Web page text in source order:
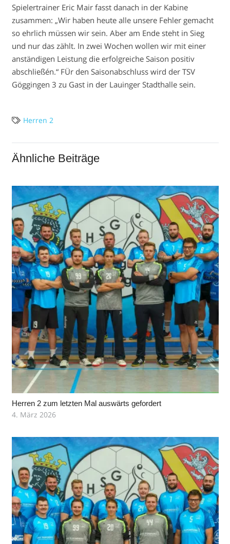
Spielertrainer Eric Mair fasst danach in der Kabine
zusammen: „Wir haben heute alle unsere Fehler gemacht
so ehrlich müssen wir sein. Aber am Ende steht in Sieg
und nur das zählt. In zwei Wochen wollen wir mit einer
anständigen Leistung die erfolgreiche Saison positiv
abschließén.“ FÜr den Saisonabschluss wird der TSV
Göggingen 3 zu Gast in der Lauinger Stadthalle sein.
Herren 2
Ähnliche Beiträge
Herren 2 zum letzten Mal auswärts gefordert
4. März 2026